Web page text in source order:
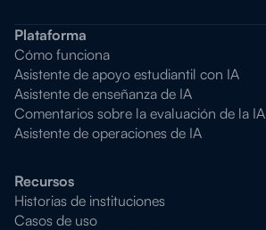
Plataforma
Cómo funciona
Asistente de apoyo estudiantil con IA
Asistente de enseñanza de IA
Comentarios sobre la evaluación de la IA
Asistente de operaciones de IA
Recursos
Historias de instituciones
Casos de uso